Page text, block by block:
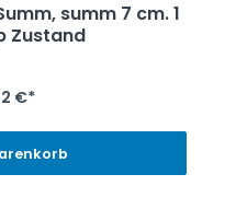
summ 7 cm. 1
Zustand
€*